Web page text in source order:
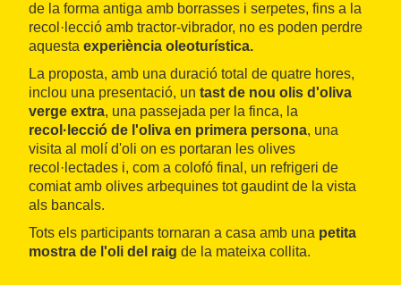
de la forma antiga amb borrasses i serpetes, fins a la
recol·lecció amb tractor-vibrador, no es poden perdre
aquesta experiència oleoturística.
La proposta, amb una duració total de quatre hores,
inclou una presentació, un tast de nou olis d'oliva
verge extra, una passejada per la finca, la
recol·lecció de l'oliva en primera persona, una
visita al molí d'oli on es portaran les olives
recol·lectades i, com a colofó final, un refrigeri de
comiat amb olives arbequines tot gaudint de la vista
als bancals.
Tots els participants tornaran a casa amb una petita
mostra de l'oli del raig de la mateixa collita.